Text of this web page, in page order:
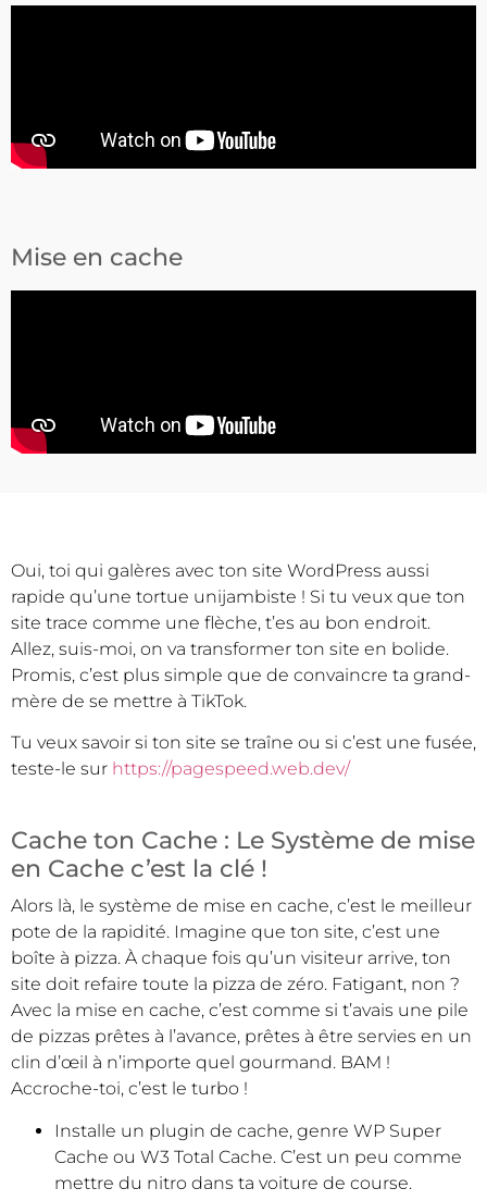
Mise en cache
Oui, toi qui galères avec ton site WordPress aussi
rapide qu’une tortue unijambiste ! Si tu veux que ton
site trace comme une flèche, t’es au bon endroit.
Allez, suis-moi, on va transformer ton site en bolide.
Promis, c’est plus simple que de convaincre ta grand-
mère de se mettre à TikTok.
Tu veux savoir si ton site se traîne ou si c’est une fusée,
teste-le sur https://pagespeed.web.dev/
Cache ton Cache : Le Système de mise
en Cache c’est la clé !
Alors là, le système de mise en cache, c’est le meilleur
pote de la rapidité. Imagine que ton site, c’est une
boîte à pizza. À chaque fois qu’un visiteur arrive, ton
site doit refaire toute la pizza de zéro. Fatigant, non ?
Avec la mise en cache, c’est comme si t’avais une pile
de pizzas prêtes à l’avance, prêtes à être servies en un
clin d’œil à n’importe quel gourmand. BAM !
Accroche-toi, c’est le turbo !
Installe un plugin de cache, genre WP Super
Cache ou W3 Total Cache. C’est un peu comme
mettre du nitro dans ta voiture de course.